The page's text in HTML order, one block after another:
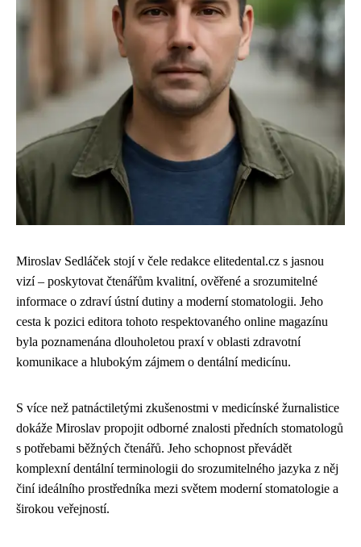
Miroslav Sedláček stojí v čele redakce elitedental.cz s jasnou
vizí – poskytovat čtenářům kvalitní, ověřené a srozumitelné
informace o zdraví ústní dutiny a moderní stomatologii. Jeho
cesta k pozici editora tohoto respektovaného online magazínu
byla poznamenána dlouholetou praxí v oblasti zdravotní
komunikace a hlubokým zájmem o dentální medicínu.
S více než patnáctiletými zkušenostmi v medicínské žurnalistice
dokáže Miroslav propojit odborné znalosti předních stomatologů
s potřebami běžných čtenářů. Jeho schopnost převádět
komplexní dentální terminologii do srozumitelného jazyka z něj
činí ideálního prostředníka mezi světem moderní stomatologie a
širokou veřejností.